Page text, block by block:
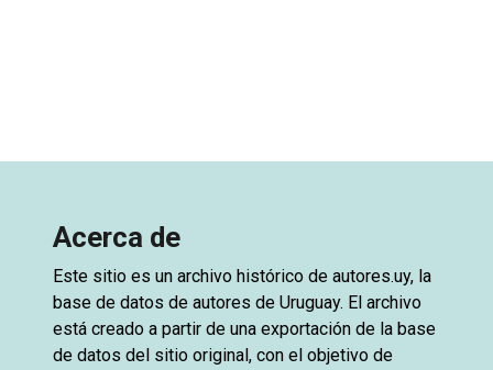
Acerca de
Este sitio es un archivo histórico de autores.uy, la
base de datos de autores de Uruguay. El archivo
está creado a partir de una exportación de la base
de datos del sitio original, con el objetivo de